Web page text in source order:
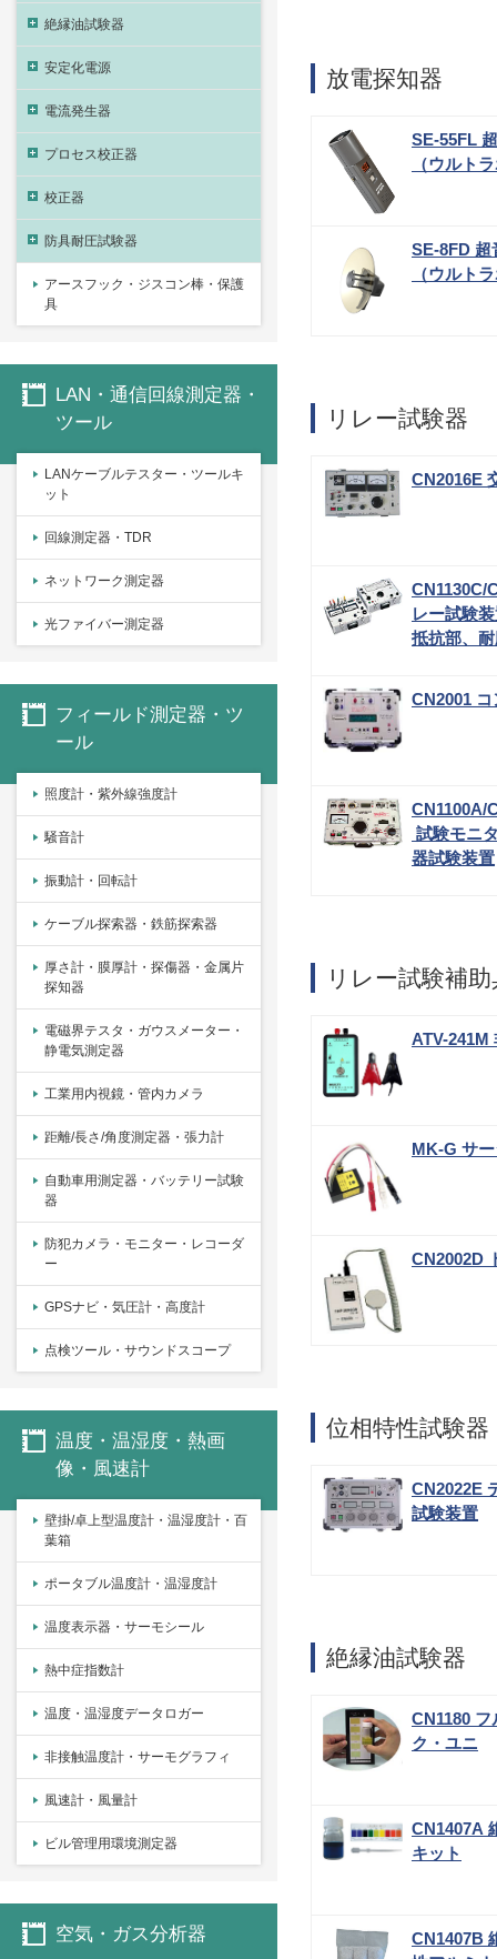
絶縁油試験器
安定化電源
電流発生器
プロセス校正器
校正器
防具耐圧試験器
アースフック・ジスコン棒・保護
具
LAN・通信回線測定器・
ツール
LANケーブルテスター・ツールキ
ット
回線測定器・TDR
ネットワーク測定器
光ファイバー測定器
フィールド測定器・ツ
ール
照度計・紫外線強度計
騒音計
振動計・回転計
ケーブル探索器・鉄筋探索器
厚さ計・膜厚計・探傷器・金属片
探知器
電磁界テスタ・ガウスメーター・
静電気測定器
工業用内視鏡・管内カメラ
距離/長さ/角度測定器・張力計
自動車用測定器・バッテリー試験
器
防犯カメラ・モニター・レコーダ
ー
GPSナビ・気圧計・高度計
点検ツール・サウンドスコープ
温度・温湿度・熱画
像・風速計
壁掛/卓上型温度計・温湿度計・百
葉箱
ポータブル温度計・温湿度計
温度表示器・サーモシール
熱中症指数計
温度・温湿度データロガー
非接触温度計・サーモグラフィ
風速計・風量計
ビル管理用環境測定器
空気・ガス分析器
放電探知器
SE-55FL
（ウルト
SE-8FD 超
（ウルト
リレー試験器
CN2016E
CN1130C/
レー試験
抵抗部、
CN2001
試験モニ
器試験装置
リレー試験補助
ATV-241M
MK-G サ
CN2002D
位相特性試験器
CN2022E
試験装置
絶縁油試験器
CN1180
ク・ユニ
CN1407A
キット
CN1407B